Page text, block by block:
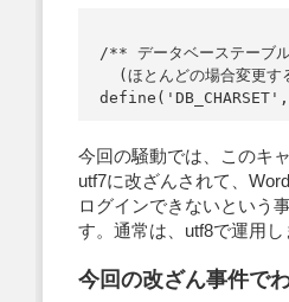
/** データベーステーブ
(ほとんどの場合変更
今回の騒動では、このキ
utf7に改ざんされて、
ログインできないという
す。通常は、utf8で運用し
今回の改ざん事件で